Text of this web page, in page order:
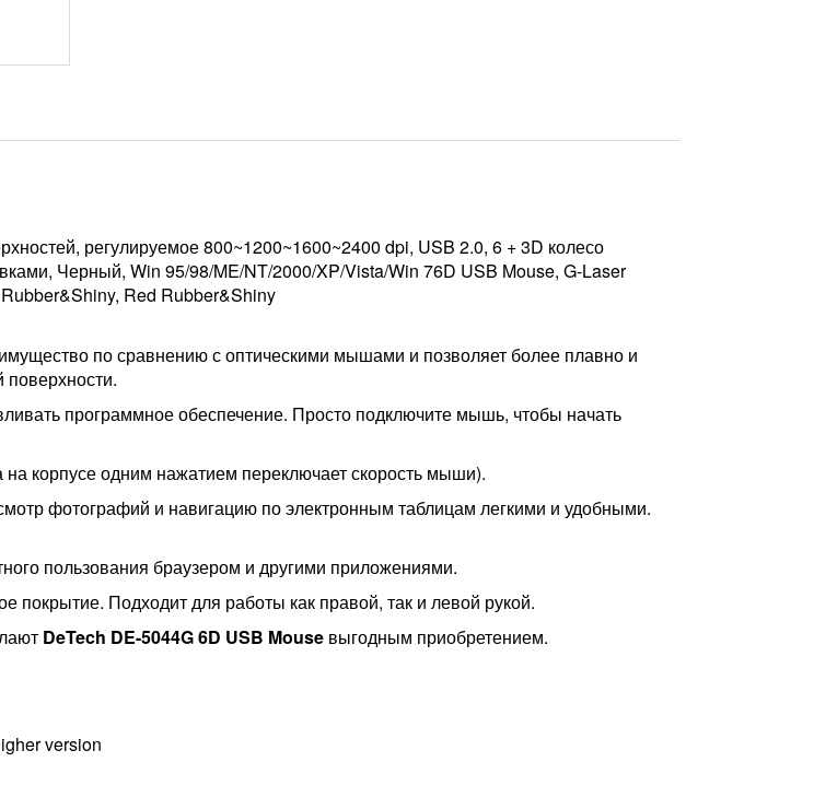
регулируемое 800~1200~1600~2400 dpi, USB 2.0, 6 + 3D колесо
Черный, Win 95/­98/­ME/­NT/­2000/­XP/­Vista/­Win 76D USB Mouse, G-Laser
Red Rubber&Shiny
по сравнению с оптическими мышами и позволяет более плавно и
программное обеспечение. Просто подключите мышь, чтобы начать
на корпусе одним нажатием переключает скорость мыши).
фотографий и навигацию по электронным таблицам легкими и удобными.
пользования браузером и другими приложениями.
покрытие. Подходит для работы как правой, так и левой рукой.
DeTech DE-5044G 6D USB Mouse выгодным приобретением.
version